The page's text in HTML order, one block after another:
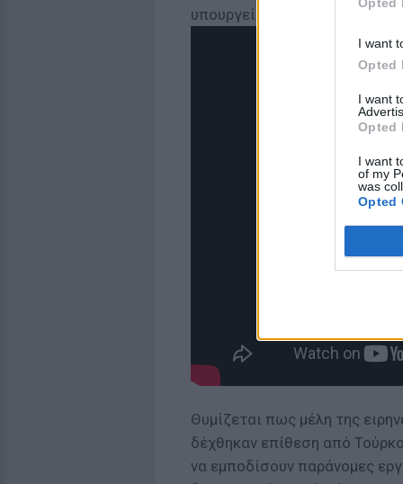
I want
Opted
I want
Opted
I want
of my
was
Opted
υπουργείο Εξωτερικών.
Θυμίζεται πως μέλη της
δέχθηκαν επίθεση από
να εμποδίσουν παράνομες